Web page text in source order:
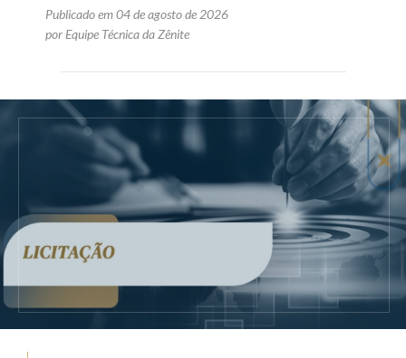
Publicado em 04 de agosto de 2026
por Equipe Técnica da Zênite